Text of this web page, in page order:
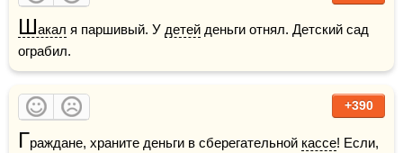
Шакал я паршивый. У детей деньги отнял. Детский сад
ограбил.
+390
Граждане, храните деньги в сберегательной кассе! Если,